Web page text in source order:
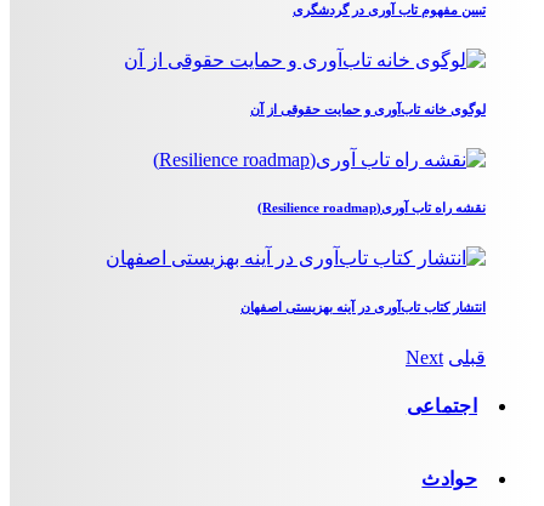
تبیین مفهوم تاب آوری در گردشگری
لوگوی خانه تاب‌آوری و حمایت حقوقی از آن
نقشه راه تاب آوری(Resilience roadmap)
انتشار کتاب تاب‌آوری در آینه بهزیستی اصفهان
قبلی Next
اجتماعی
حوادث